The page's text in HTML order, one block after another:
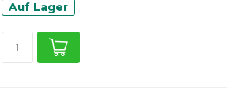
Auf Lager